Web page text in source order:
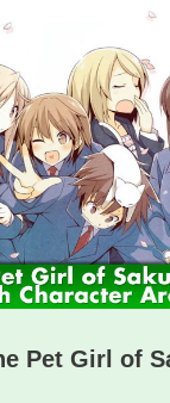
Pet Girl of